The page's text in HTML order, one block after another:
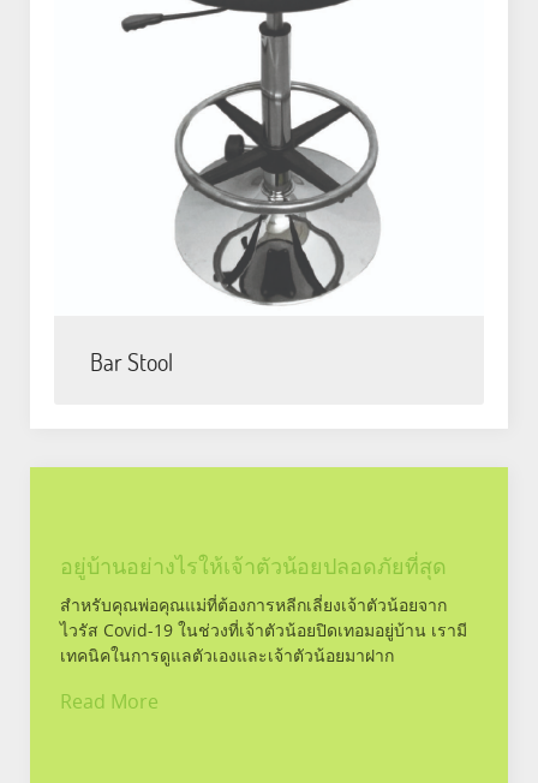
Bar Stool
อยู่บ้านอย่างไรให้เจ้าตัวน้อยปลอดภัยที่สุด
สำหรับคุณพ่อคุณแม่ที่ต้องการหลีกเลี่ยงเจ้าตัวน้อยจาก
ไวรัส Covid-19 ในช่วงที่เจ้าตัวน้อยปิดเทอมอยู่บ้าน เรามี
เทคนิคในการดูแลตัวเองและเจ้าตัวน้อยมาฝาก
Read More